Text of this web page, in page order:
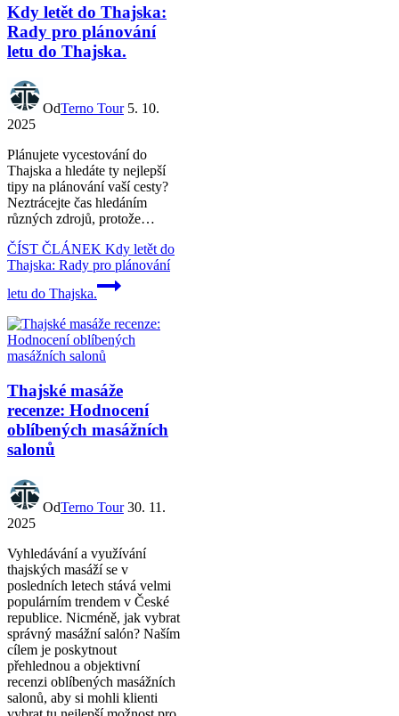
Kdy letět do Thajska:
Rady pro plánování
letu do Thajska.
OdTerno Tour 5. 10.
2025
Plánujete vycestování do
Thajska a hledáte ty nejlepší
tipy na plánování vaší cesty?
Neztrácejte čas hledáním
různých zdrojů, protože…
ČÍST ČLÁNEK Kdy letět do
Thajska: Rady pro plánování
letu do Thajska.
Thajské masáže
recenze: Hodnocení
oblíbených masážních
salonů
OdTerno Tour 30. 11.
2025
Vyhledávání a využívání
thajských masáží se v
posledních letech stává velmi
populárním trendem v České
republice. Nicméně, jak vybrat
správný masážní salón? Naším
cílem je poskytnout
přehlednou a objektivní
recenzi oblíbených masážních
salonů, aby si mohli klienti